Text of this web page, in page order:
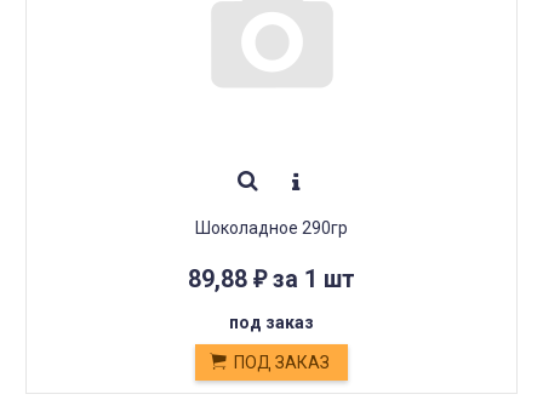
Шоколадное 290гр
89,88 ₽за 1 шт
под заказ
ПОД ЗАКАЗ